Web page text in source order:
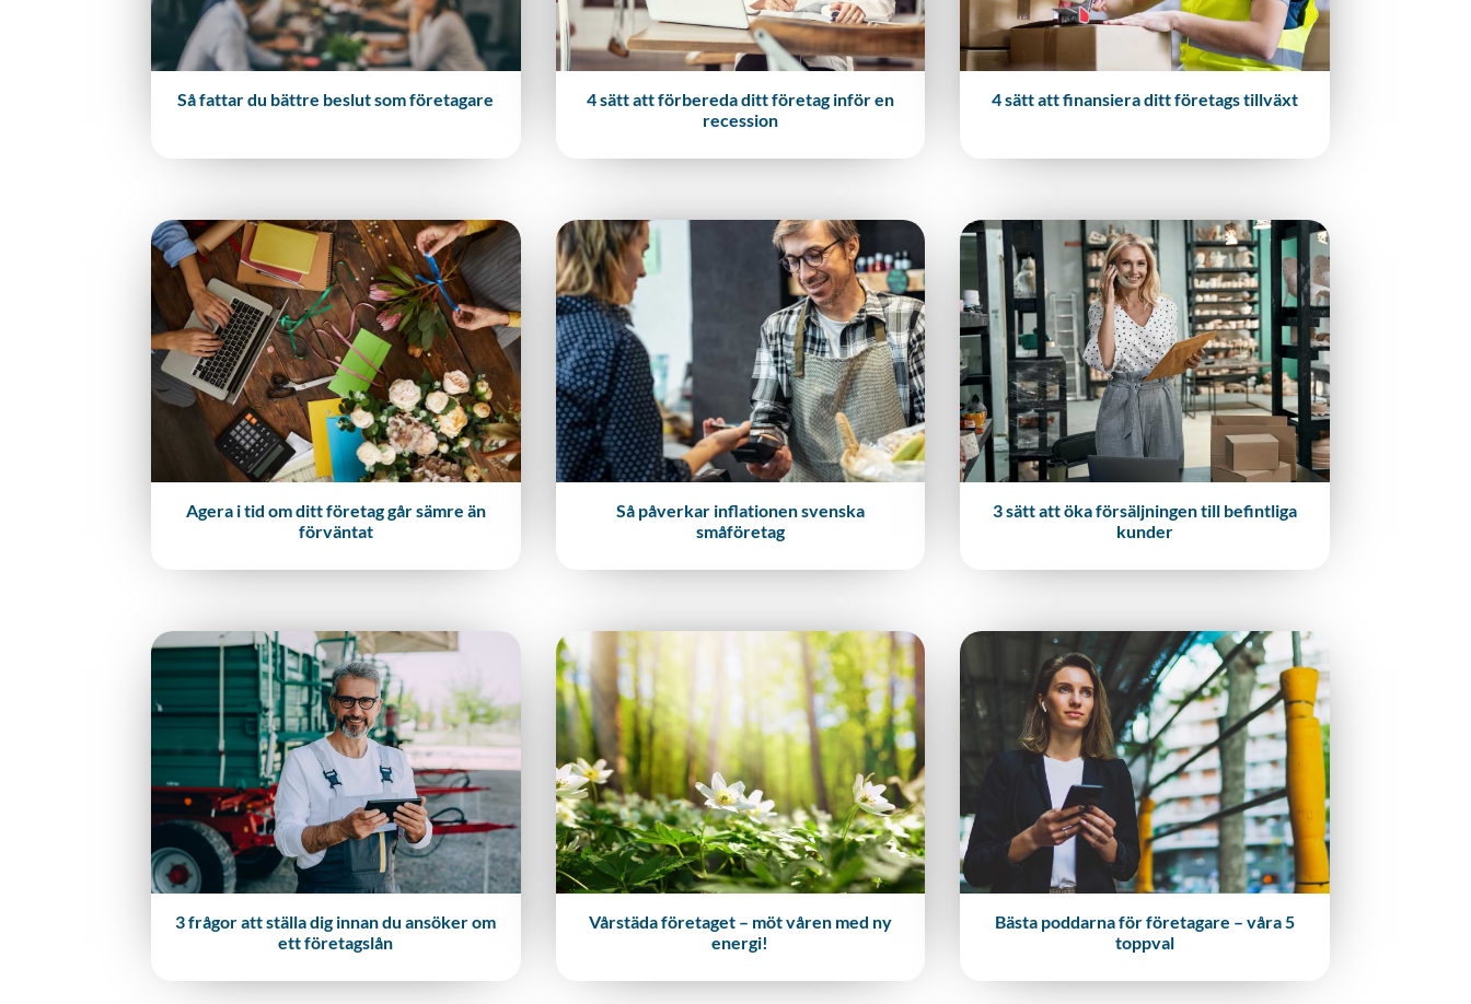
Så fattar du bättre beslut som företagare
4 sätt att förbereda ditt företag inför en
recession
4 sätt att finansiera ditt företags tillväxt
Agera i tid om ditt företag går sämre än
förväntat
Så påverkar inflationen svenska
småföretag
3 sätt att öka försäljningen till befintliga
kunder
3 frågor att ställa dig innan du ansöker om
ett företagslån
Vårstäda företaget – möt våren med ny
energi!
Bästa poddarna för företagare – våra 5
toppval